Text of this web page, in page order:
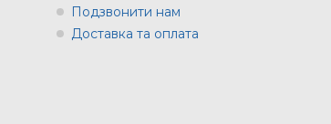
Подзвонити нам
Доставка та оплата